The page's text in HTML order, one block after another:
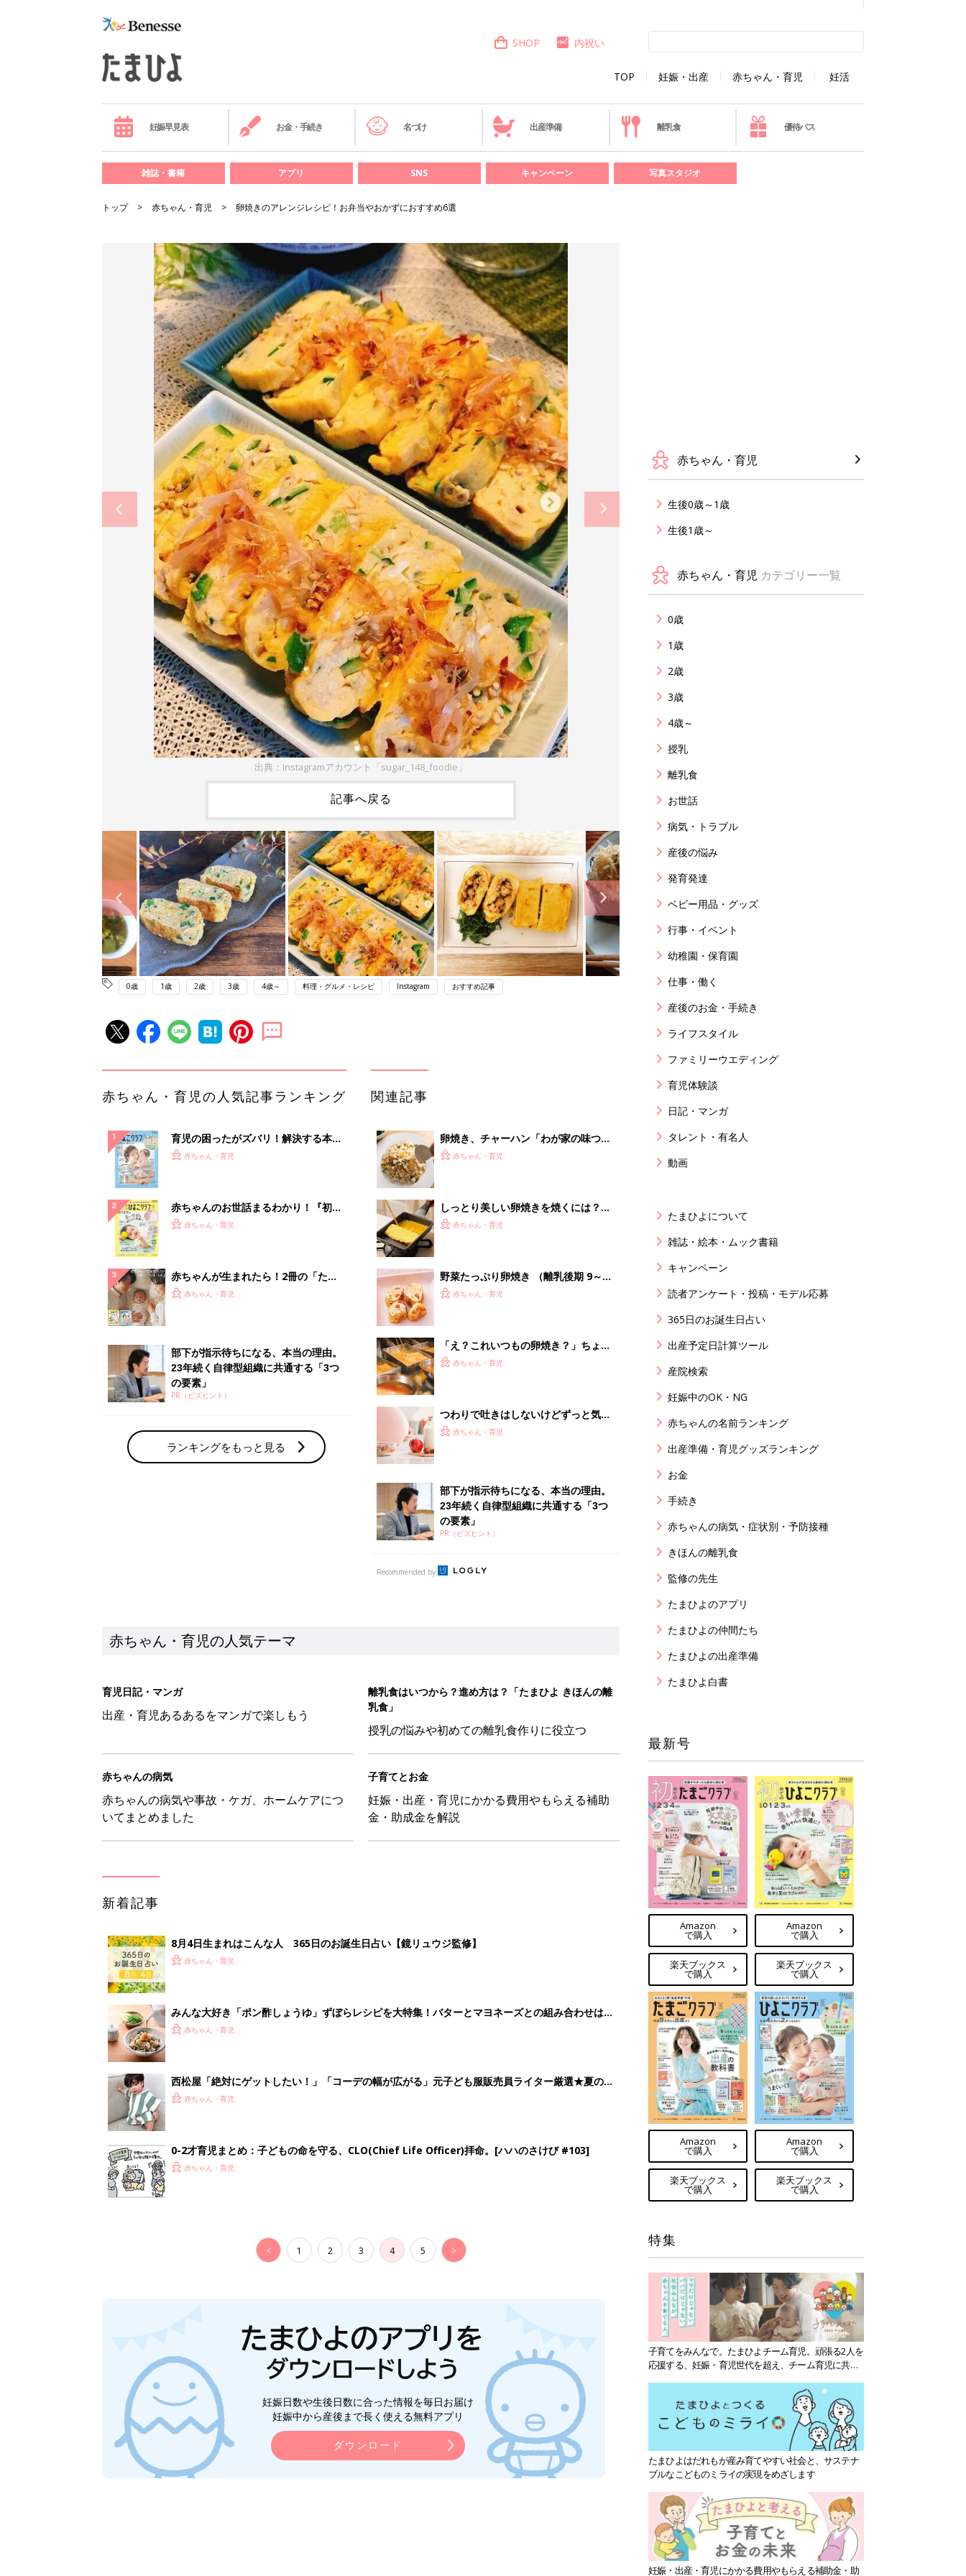
TOP 妊娠・出産 赤ちゃん・育児 妊活
SHOP 内祝い
妊娠早見表 お金・手続き 名づけ 出産準備 離乳食 優待パス
雑誌・書籍 アプリ SNS キャンペーン 写真スタジオ
トップ 赤ちゃん・育児 卵焼きのアレンジレシピ！お弁当やおかずにおすすめ6選
出典：Instagramアカウント「sugar_148_foodie」
記事へ戻る
0歳 1歳 2歳 3歳 4歳～ 料理・グルメ・レシピ Instagram おすすめ記事
赤ちゃん・育児の人気記事ランキング
育児の困ったがズバリ！解決する本
『ひよこクラブ 夏号』 4カ月～2才
赤ちゃん・育児
赤ちゃんのお世話まるわかり！『初め
てのひよこクラブ 夏号』〈巻頭大特
赤ちゃん・育児
赤ちゃんが生まれたら！2冊の「たま
ひよ」
赤ちゃん・育児
部下が指示待ちになる、本当の理由。
23年続く自律型組織に共通する「3つ
の要素」
PR（ビズヒント）
ランキングをもっと見る
関連記事
卵焼き、チャーハン「わが家の味つ
け」こうなってます！
赤ちゃん・育児
しっとり美しい卵焼きを焼くには？マ
マたちが裏技を直伝！
赤ちゃん・育児
野菜たっぷり卵焼き （離乳後期 9～
11カ月ごろ）
赤ちゃん・育児
「え？これいつもの卵焼き？」ちょっ
と気をつけるだけで劇的においしくな
赤ちゃん・育児
つわりで吐きはしないけどずっと気持
ち悪いです。みなさんの食べやすい食
赤ちゃん・育児
部下が指示待ちになる、本当の理由。
23年続く自律型組織に共通する「3つ
の要素」
PR（ビズヒント）
Recommended by
赤ちゃん・育児の人気テーマ
育児日記・マンガ
出産・育児あるあるをマンガで楽しもう
離乳食はいつから？進め方は？「たまひよ きほんの離
乳食」
授乳の悩みや初めての離乳食作りに役立つ
赤ちゃんの病気
赤ちゃんの病気や事故・ケガ、ホームケアにつ
いてまとめました
子育てとお金
妊娠・出産・育児にかかる費用やもらえる補助
金・助成金を解説
新着記事
8月4日生まれはこんな人 365日のお誕生日占い【鏡リュウジ監修】
赤ちゃん・育児
みんな大好き「ポン酢しょうゆ」ずぼらレシピを大特集！バターとマヨネーズとの組み合わせは栄
養学的にも最高⁉
赤ちゃん・育児
西松屋「絶対にゲットしたい！」「コーデの幅が広がる」元子ども服販売員ライター厳選★夏のバ
ズりアイテム5選
赤ちゃん・育児
0-2才育児まとめ：子どもの命を守る、CLO(Chief Life Officer)拝命。[ハハのさけび #103]
赤ちゃん・育児
< 1 2 3 4 5 >
妊娠日数や生後日数に合った情報を毎日お届け
妊娠中から産後まで長く使える無料アプリ
ダウンロード
赤ちゃん・育児
生後0歳～1歳
生後1歳～
赤ちゃん・育児 カテゴリー一覧
0歳
1歳
2歳
3歳
4歳～
授乳
離乳食
お世話
病気・トラブル
産後の悩み
発育発達
ベビー用品・グッズ
行事・イベント
幼稚園・保育園
仕事・働く
産後のお金・手続き
ライフスタイル
ファミリーウエディング
育児体験談
日記・マンガ
タレント・有名人
動画
たまひよについて
雑誌・絵本・ムック書籍
キャンペーン
読者アンケート・投稿・モデル応募
365日のお誕生日占い
出産予定日計算ツール
産院検索
妊娠中のOK・NG
赤ちゃんの名前ランキング
出産準備・育児グッズランキング
お金
手続き
赤ちゃんの病気・症状別・予防接種
きほんの離乳食
監修の先生
たまひよのアプリ
たまひよの仲間たち
たまひよの出産準備
たまひよ白書
最新号
Amazon
で購入
楽天ブックス
で購入
Amazon
で購入
楽天ブックス
で購入
Amazon
で購入
楽天ブックス
で購入
Amazon
で購入
楽天ブックス
で購入
特集
子育てをみんなで。たまひよチーム育児。頑張る2人を
応援する、妊娠・育児世代を超え、チーム育児に共感
たまひよはだれもが産み育てやすい社会と、サステナ
ブルなこどものミライの実現をめざします
妊娠・出産・育児にかかる費用やもらえる補助金・助